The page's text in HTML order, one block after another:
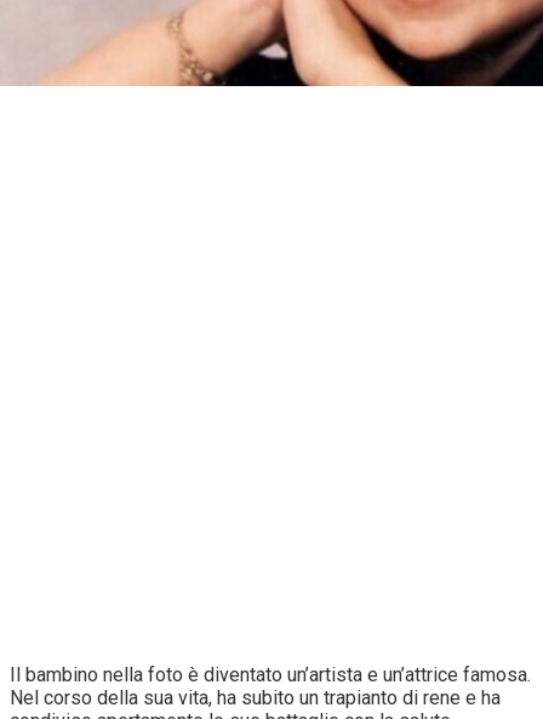
Il bambino nella foto è diventato un’artista e un’attrice famosa.
Nel corso della sua vita, ha subito un trapianto di rene e ha